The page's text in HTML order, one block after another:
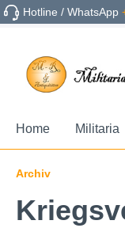
Hotline / WhatsApp
Home Militaria
Archiv